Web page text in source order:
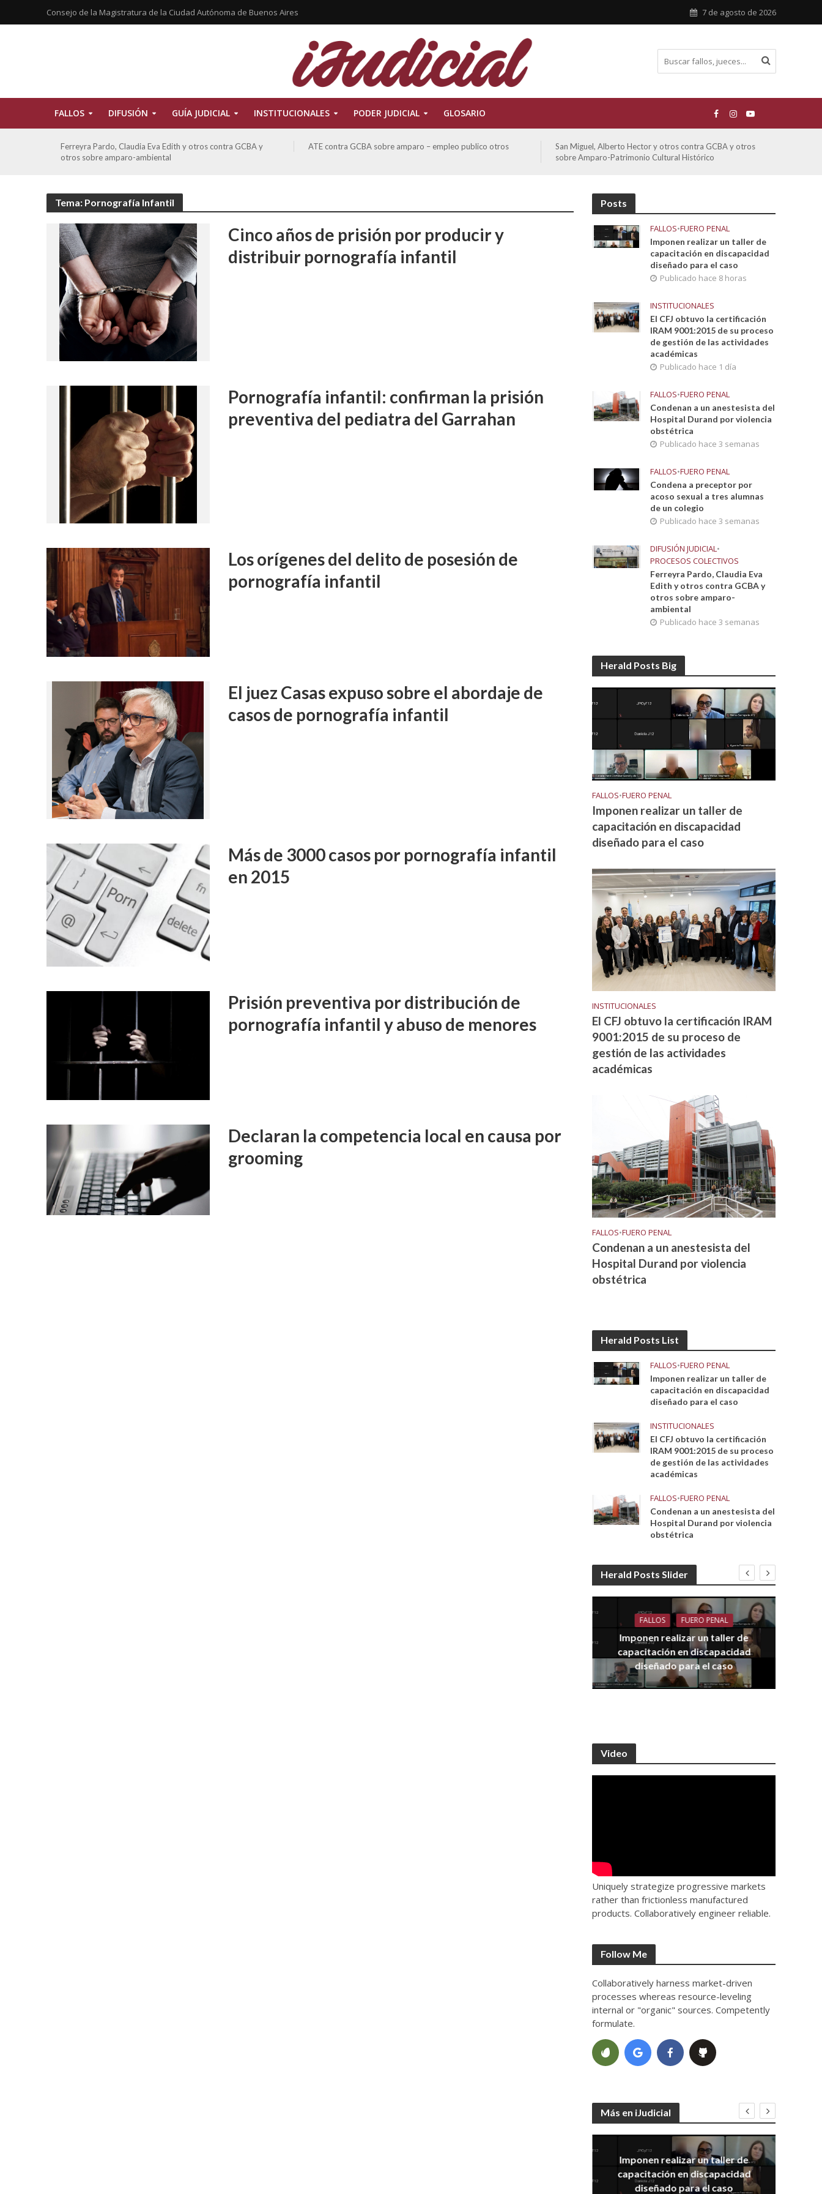
Consejo de la Magistratura de la Ciudad Autónoma de Buenos Aires 7 de agosto de 2026
FALLOS DIFUSIÓN GUÍA JUDICIAL INSTITUCIONALES PODER JUDICIAL GLOSARIO
Ferreyra Pardo, Claudia Eva Edith y otros contra GCBA y
otros sobre amparo-ambiental
ATE contra GCBA sobre amparo – empleo publico otros
San Miguel, Alberto Hector y otros contra GCBA y otros
sobre Amparo-Patrimonio Cultural Histórico
Tema: Pornografía Infantil
Cinco años de prisión por producir y
distribuir pornografía infantil
Pornografía infantil: confirman la prisión
preventiva del pediatra del Garrahan
Los orígenes del delito de posesión de
pornografía infantil
El juez Casas expuso sobre el abordaje de
casos de pornografía infantil
Más de 3000 casos por pornografía infantil
en 2015
Prisión preventiva por distribución de
pornografía infantil y abuso de menores
Declaran la competencia local en causa por
grooming
Posts
FALLOS•FUERO PENAL
Imponen realizar un taller de
capacitación en discapacidad
diseñado para el caso
Publicado hace 8 horas
INSTITUCIONALES
El CFJ obtuvo la certificación
IRAM 9001:2015 de su proceso
de gestión de las actividades
académicas
Publicado hace 1 día
FALLOS•FUERO PENAL
Condenan a un anestesista del
Hospital Durand por violencia
obstétrica
Publicado hace 3 semanas
FALLOS•FUERO PENAL
Condena a preceptor por
acoso sexual a tres alumnas
de un colegio
Publicado hace 3 semanas
DIFUSIÓN JUDICIAL•
PROCESOS COLECTIVOS
Ferreyra Pardo, Claudia Eva
Edith y otros contra GCBA y
otros sobre amparo-
ambiental
Publicado hace 3 semanas
Herald Posts Big
FALLOS•FUERO PENAL
Imponen realizar un taller de
capacitación en discapacidad
diseñado para el caso
INSTITUCIONALES
El CFJ obtuvo la certificación IRAM
9001:2015 de su proceso de
gestión de las actividades
académicas
FALLOS•FUERO PENAL
Condenan a un anestesista del
Hospital Durand por violencia
obstétrica
Herald Posts List
FALLOS•FUERO PENAL
Imponen realizar un taller de
capacitación en discapacidad
diseñado para el caso
INSTITUCIONALES
El CFJ obtuvo la certificación
IRAM 9001:2015 de su proceso
de gestión de las actividades
académicas
FALLOS•FUERO PENAL
Condenan a un anestesista del
Hospital Durand por violencia
obstétrica
Herald Posts Slider
FALLOS FUERO PENAL
Imponen realizar un taller de
capacitación en discapacidad
diseñado para el caso
Video
Uniquely strategize progressive markets
rather than frictionless manufactured
products. Collaboratively engineer reliable.
Follow Me
Collaboratively harness market-driven
processes whereas resource-leveling
internal or "organic" sources. Competently
formulate.
Más en iJudicial
Imponen realizar un taller de
capacitación en discapacidad
diseñado para el caso